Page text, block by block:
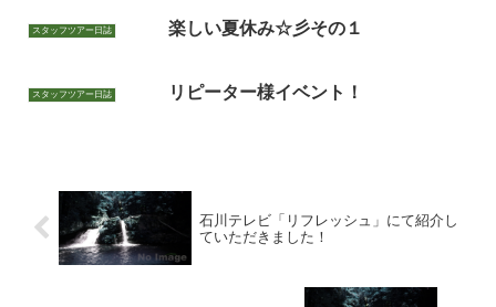
スタッフツアー日誌 楽しい夏休み☆彡その１
スタッフツアー日誌 リピーター様イベント！
石川テレビ「リフレッシュ」にて紹介し
ていただきました！